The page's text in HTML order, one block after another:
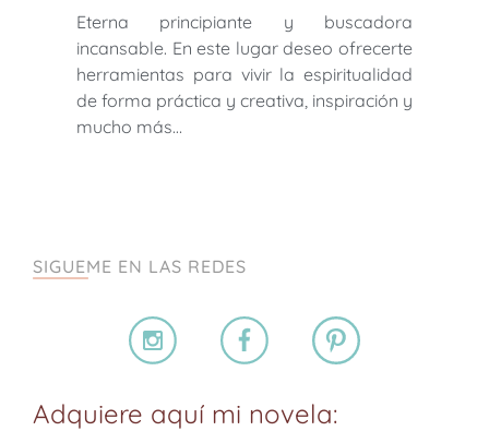
Eterna principiante y buscadora
incansable. En este lugar deseo ofrecerte
herramientas para vivir la espiritualidad
de forma práctica y creativa, inspiración y
mucho más…
SIGUEME EN LAS REDES
Adquiere aquí mi novela: